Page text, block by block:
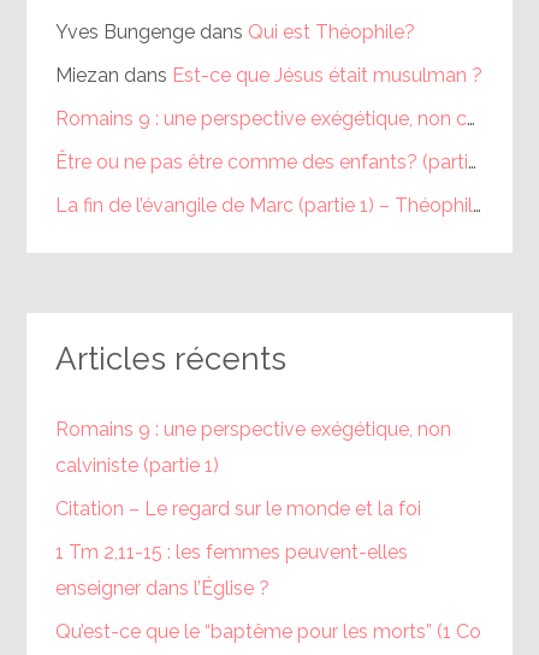
Yves Bungengedans Qui est Théophile?
Miezan dans Est-ce que Jésus était musulman ?
Romains 9 : une perspective exégétique, non calviniste (partie 1) – Théophile
Être ou ne pas être comme des enfants? (partie 1) – Théophile
La fin de l’évangile de Marc (partie 1) – Théophile
Articles récents
Romains 9 : une perspective exégétique, non
calviniste (partie 1)
Citation – Le regard sur le monde et la foi
1 Tm 2,11-15 : les femmes peuvent-elles
enseigner dans l’Église ?
Qu’est-ce que le “baptême pour les morts” (1 Co